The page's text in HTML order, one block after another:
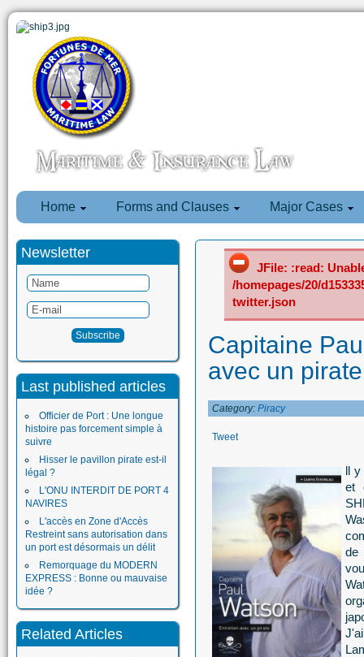
Home Forms and Clauses Major Cases
Newsletter
Last published articles
Officier de Port : Une longue
histoire pas forcement simple à
suivre
Hisser le pavillon pirate est-il
légal ?
L'ONU INTERDIT DE PORT 4
NAVIRES
L'accès en Zone d'Accès
Restreint sans autorisation dans
un port est désormais un délit
Remorquage du MODERN
EXPRESS : Bonne ou mauvaise
idée ?
Related Articles
JFile: :read:
/homepages/20/
twitter.json
Capitaine
avec un pirate
Category: Piracy
Tweet
ll y
et
de